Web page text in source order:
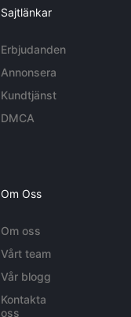
Sajtlänkar
Erbjudanden
Annonsera
Kundtjänst
DMCA
Om Oss
Om oss
Vårt team
Vår blogg
Kontakta
oss